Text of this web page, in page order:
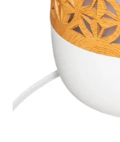
Cuisine
Salle de
Entretien